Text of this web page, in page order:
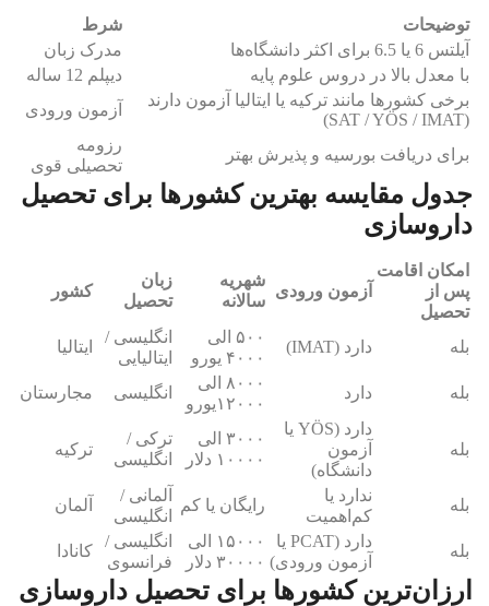
توضیحات
شرط
آیلتس 6 یا 6.5 برای اکثر دانشگاه‌ها
مدرک زبان
با معدل بالا در دروس علوم پایه
دیپلم 12 ساله
برخی کشورها مانند ترکیه یا ایتالیا آزمون دارند
(SAT / YÖS / IMAT)
آزمون ورودی
برای دریافت بورسیه و پذیرش بهتر
رزومه
تحصیلی قوی
جدول مقایسه بهترین کشورها برای تحصیل
داروسازی
امکان اقامت
پس از
تحصیل
آزمون ورودی
شهریه
سالانه
زبان
تحصیل
کشور
بله دارد (IMAT)
۵۰۰ الی
۴۰۰۰ یورو
انگلیسی /
ایتالیایی
ایتالیا
بله دارد
۸۰۰۰ الی
۱۲۰۰۰یورو
انگلیسی مجارستان
بله
دارد (YÖS یا
آزمون
دانشگاه)
۳۰۰۰ الی
۱۰۰۰۰ دلار
ترکی /
انگلیسی
ترکیه
بله
ندارد یا
کم‌اهمیت
رایگان یا کم
آلمانی /
انگلیسی
آلمان
بله
دارد (PCAT یا
آزمون ورودی)
۱۵۰۰۰ الی
۳۰۰۰۰ دلار
انگلیسی /
فرانسوی
کانادا
ارزان‌ترین کشورها برای تحصیل داروسازی